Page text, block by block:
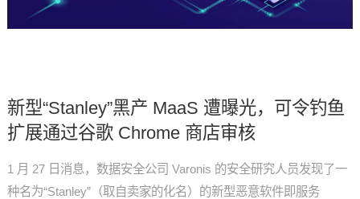
新型“Stanley”黑产 MaaS 遭曝光，可令钓鱼
扩展通过谷歌 Chrome 商店审核
1 月 27 日消息，数据安全公司 Varonis 的安全研究人员发现了一
种名为“Stanley”（取自卖家的化名）的新型恶意软件即服务